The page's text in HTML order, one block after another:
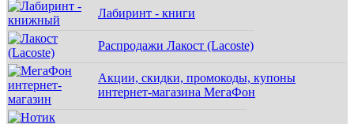
Лабиринт - книги
Распродажи Лакост (Lacoste)
Акции, скидки, промокоды, купоны
интернет-магазина МегаФон